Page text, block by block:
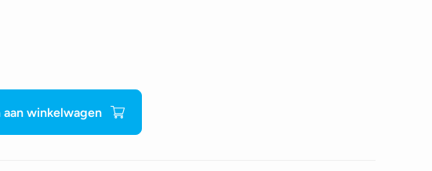
aan winkelwagen